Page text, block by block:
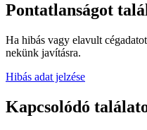
Pontatlanságot
Ha hibás vagy elavult
nekünk javításra.
Hibás adat jelzése
Kapcsolódó